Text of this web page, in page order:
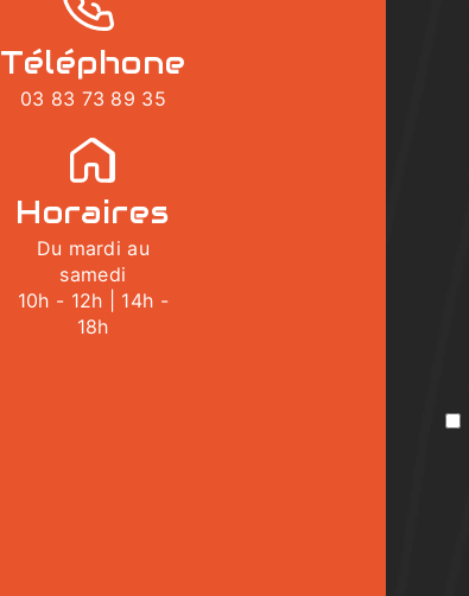
Téléphone
03 83 73 89 35
Horaires
Du mardi au
samedi
10h - 12h | 14h -
18h